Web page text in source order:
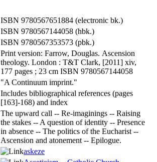
ISBN 9780567651884 (electronic bk.)
ISBN 9780567144058 (hbk.)
ISBN 9780567353573 (pbk.)
Print version: Farrow, Douglas. Ascension
theology. London : T&T Clark, [2011] xiv,
177 pages ; 23 cm ISBN 9780567144058
"A Continuum imprint."
Includes bibliographical references (pages
[163]-168) and index
The upward call -- Re-imaginings -- Raising
the stakes -- A question of identity -- Presence
in absence -- The politics of the Eucharist --
Ascension and atonement -- Epilogue.
askeze